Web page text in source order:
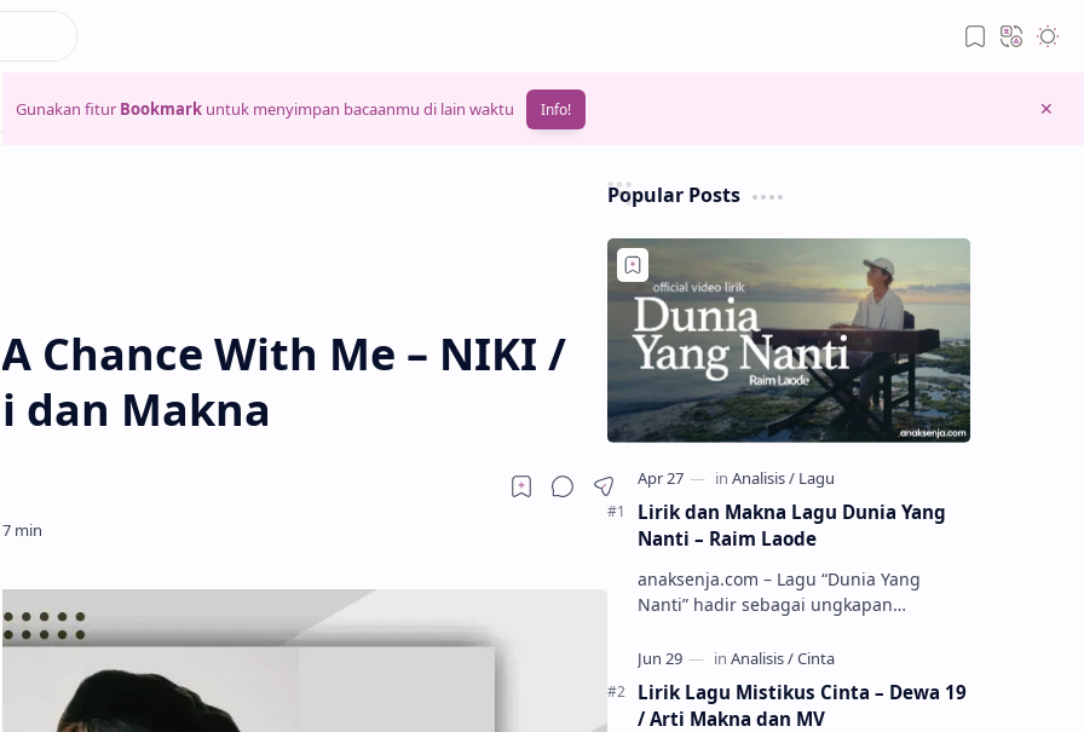
Gunakan fitur Bookmarkuntuk menyimpan bacaanmu di lain waktu Info!
Chance With Me – NIKI /
dan Makna
Popular Posts
Lirik dan Makna Lagu Dunia Yang
Nanti – Raim Laode
anaksenja.com – Lagu “Dunia Yang
Nanti” hadir sebagai ungkapan
tak selalu bisa dimiliki. Mengangkat
kisah du…
Lirik Lagu Mistikus Cinta – Dewa 19
/ Arti Makna dan MV